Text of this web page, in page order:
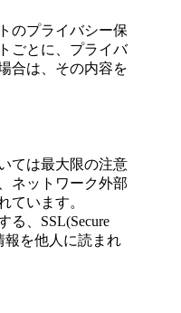
のプライバシー保
ごとに、プライバ
合は、その内容を
ては最大限の注意
ネットワーク外部
ています。
、SSL(Secure
報を他人に読まれ